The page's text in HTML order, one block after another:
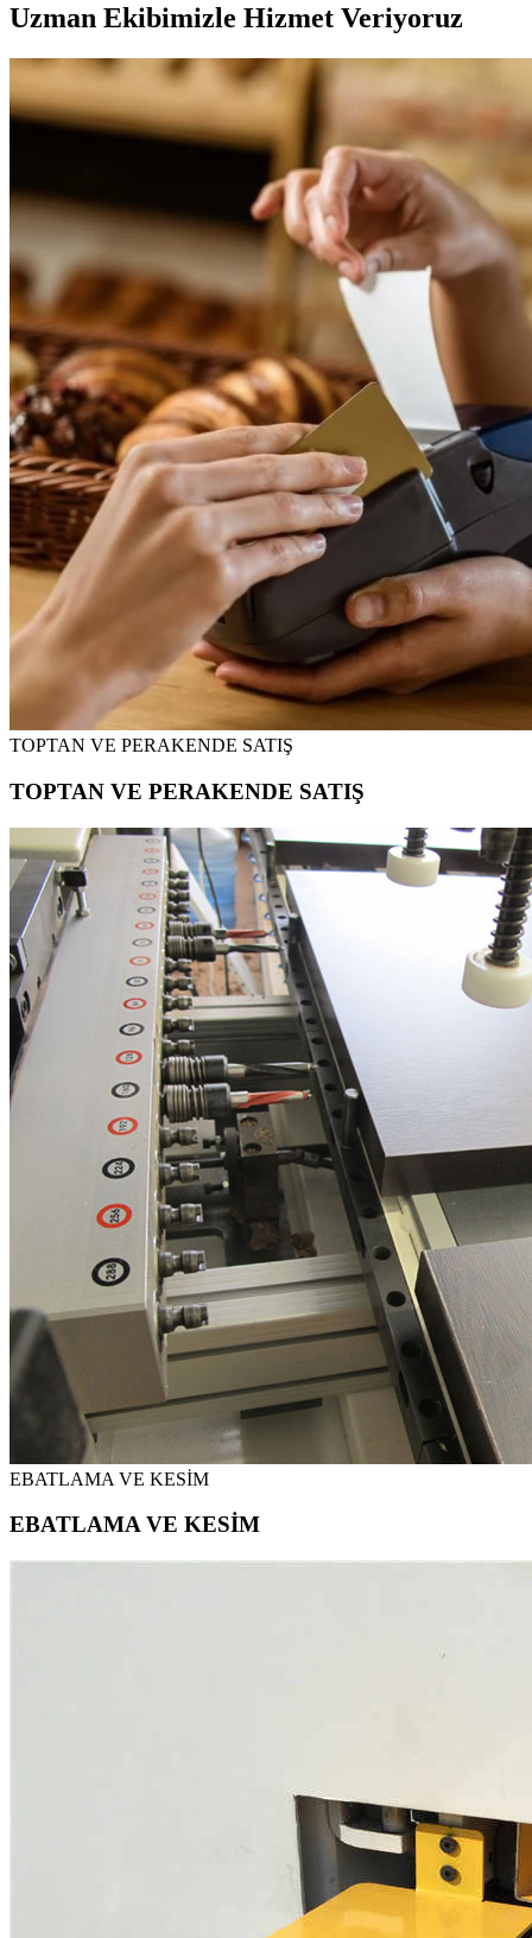
Uzman Ekibimizle Hizmet Veriyoruz
TOPTAN VE PERAKENDE SATIŞ
TOPTAN VE PERAKENDE SATIŞ
EBATLAMA VE KESİM
EBATLAMA VE KESİM